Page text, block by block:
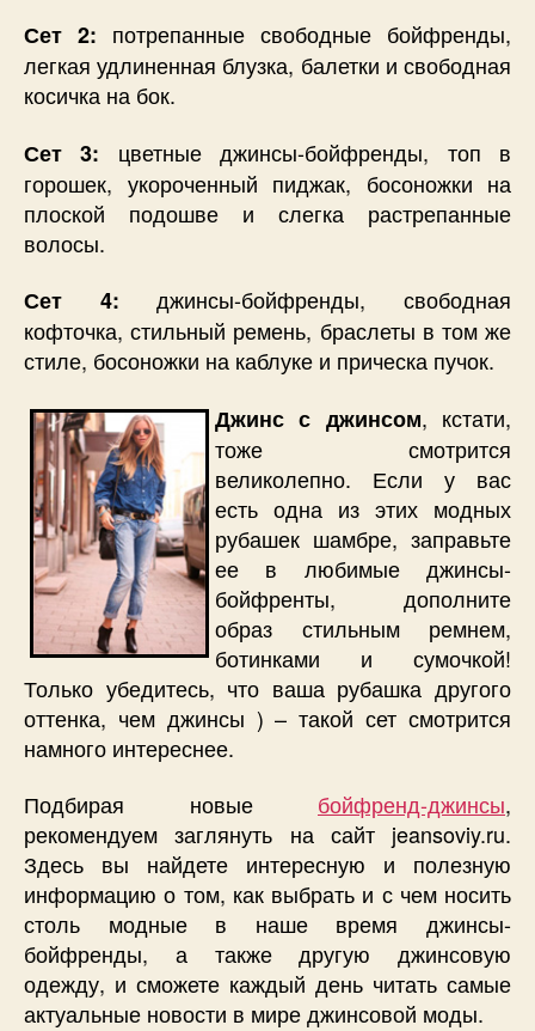
Сет 2: потрепанные свободные бойфренды,
легкая удлиненная блузка, балетки и свободная
косичка на бок.
Сет 3: цветные джинсы-бойфренды, топ в
горошек, укороченный пиджак, босоножки на
плоской подошве и слегка растрепанные
волосы.
Сет 4: джинсы-бойфренды, свободная
кофточка, стильный ремень, браслеты в том же
стиле, босоножки на каблуке и прическа пучок.
Джинс с джинсом, кстати,
тоже смотрится
великолепно. Если у вас
есть одна из этих модных
рубашек шамбре, заправьте
ее в любимые джинсы-
бойфренты, дополните
образ стильным ремнем,
ботинками и сумочкой!
Только убедитесь, что ваша рубашка другого
оттенка, чем джинсы ) – такой сет смотрится
намного интереснее.
Подбирая новые бойфренд-джинсы,
рекомендуем заглянуть на сайт jeansoviy.ru.
Здесь вы найдете интересную и полезную
информацию о том, как выбрать и с чем носить
столь модные в наше время джинсы-
бойфренды, а также другую джинсовую
одежду, и сможете каждый день читать самые
актуальные новости в мире джинсовой моды.